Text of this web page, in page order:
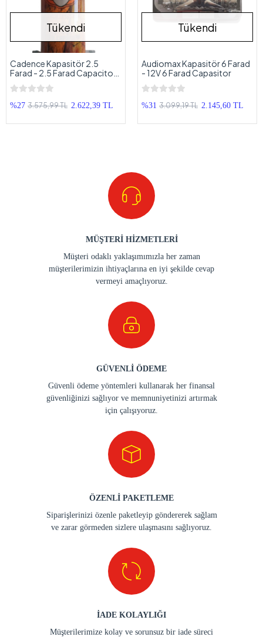
Tükendi
Cadence Kapasitör 2.5
Farad - 2.5 Farad Capacitor -
Kalite Arayanlara
%27 3.575,99 TL 2.622,39 TL
Tükendi
Audiomax Kapasitör 6 Farad
- 12V 6 Farad Capasitor
%31 3.099,19 TL 2.145,60 TL
MÜŞTERİ HİZMETLERİ
Müşteri odaklı yaklaşımımızla her zaman
müşterilerimizin ihtiyaçlarına en iyi şekilde cevap
vermeyi amaçlıyoruz.
GÜVENLİ ÖDEME
Güvenli ödeme yöntemleri kullanarak her finansal
güvenliğinizi sağlıyor ve memnuniyetinizi artırmak
için çalışıyoruz.
ÖZENLİ PAKETLEME
Siparişlerinizi özenle paketleyip göndererek sağlam
ve zarar görmeden sizlere ulaşmasını sağlıyoruz.
İADE KOLAYLIĞI
Müşterilerimize kolay ve sorunsuz bir iade süreci